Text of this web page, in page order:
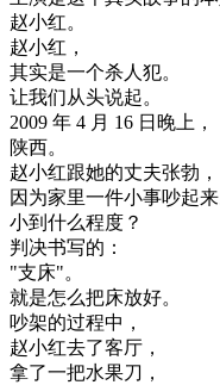
赵小红。
赵小红 ，
其实是一个杀人犯。
让我们从头说起。
2009 年 4 月 16 日 晚上 ，
陕西。
赵小红跟她的丈夫张勃 ，
因为家里一件小事吵起来
小到 什么程度 ？
判决书写的 ：
"支床"。
就是怎么把床放好。
吵架的过程中 ，
赵小红去了客厅 ，
拿了一把水果刀 ，